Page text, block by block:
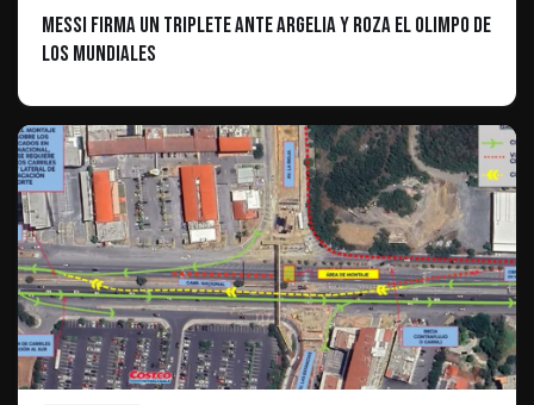
Messi firma un triplete ante Argelia y roza el Olimpo de
los Mundiales